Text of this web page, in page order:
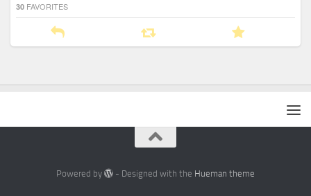
30 FAVORITES
Powered by - Designed with the Hueman theme